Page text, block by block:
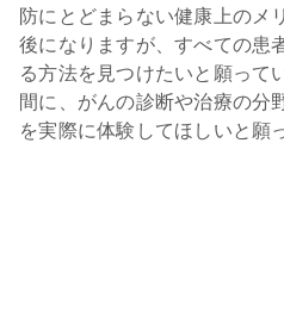
防にとどまらない健康上のメ
後になりますが、すべての患
る方法を見つけたいと願って
間に、がんの診断や治療の分
を実際に体験してほしいと願